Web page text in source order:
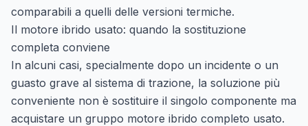
comparabili a quelli delle versioni termiche.
Il motore ibrido usato: quando la sostituzione
completa conviene
In alcuni casi, specialmente dopo un incidente o un
guasto grave al sistema di trazione, la soluzione più
conveniente non è sostituire il singolo componente ma
acquistare un gruppo motore ibrido completo usato.